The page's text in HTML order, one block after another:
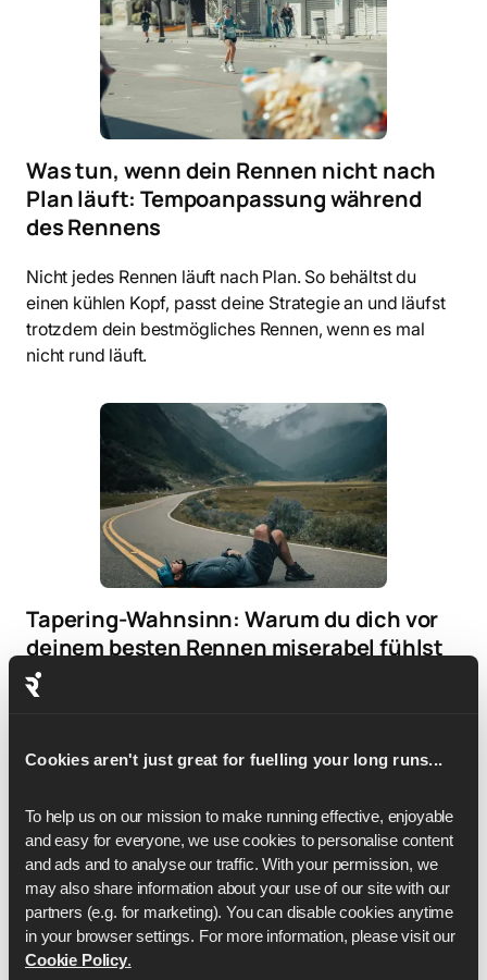
Cookies aren't just great for fuelling your long runs...
To help us on our mission to make running effective, enjoyable
and easy for everyone, we use cookies to personalise content
and ads and to analyse our traffic. With your permission, we
may also share information about your use of our site with our
partners (e.g. for marketing). You can disable cookies anytime
in your browser settings. For more information, please visit our
Cookie Policy.
Was tun, wenn dein Rennen nicht nach
Plan läuft: Tempoanpassung während
des Rennens
Nicht jedes Rennen läuft nach Plan. So behältst du
einen kühlen Kopf, passt deine Strategie an und läufst
trotzdem dein bestmögliches Rennen, wenn es mal
nicht rund läuft.
Tapering-Wahnsinn: Warum du dich vor
deinem besten Rennen miserabel fühlst
Schwere Beine, Phantom-Verletzungen, null Energie
Willkommen beim Taper-Wahnsinn, dem völlig
normalen Phänomen, das Läufer davon überzeugt,
auseinanderfallen.